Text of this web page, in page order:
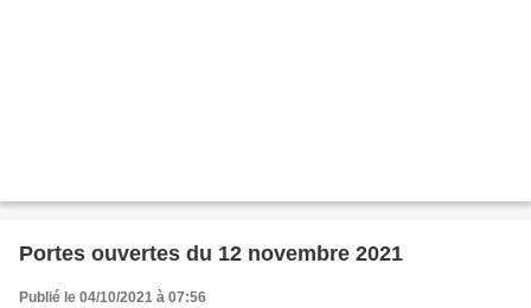
Portes ouvertes du 12 novembre 2021
Publié le 04/10/2021 à 07:56